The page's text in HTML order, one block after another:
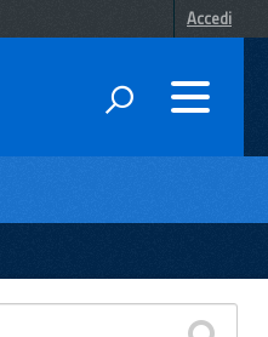
Accedi